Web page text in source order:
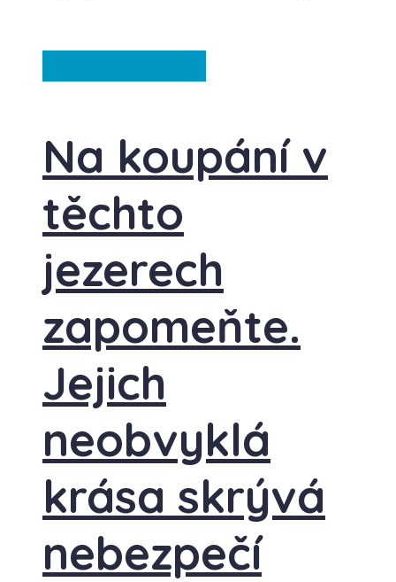
Na koupání v
těchto
jezerech
zapomeňte.
Jejich
neobvyklá
krása skrývá
nebezpečí